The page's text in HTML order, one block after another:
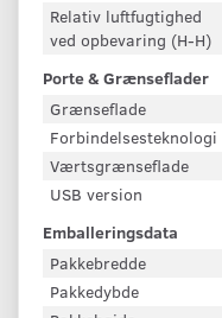
Relativ luftfugtighed
ved opbevaring (H-H)
Porte & Grænseflader
Grænseflade
Forbindelsesteknologi
Værtsgrænseflade
USB version
Emballeringsdata
Pakkebredde
Pakkedybde